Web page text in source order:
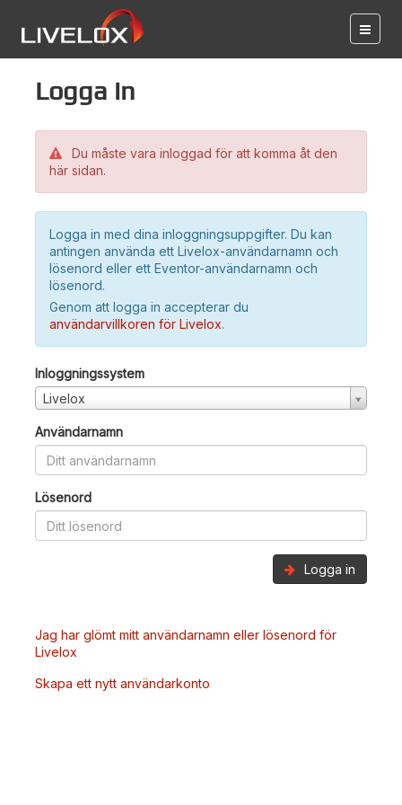
Logga in
Du måste vara inloggad för att komma åt den
här sidan.
Logga in med dina inloggningsuppgifter. Du kan
antingen använda ett Livelox-användarnamn och
lösenord eller ett Eventor-användarnamn och
lösenord.
Genom att logga in accepterar du
användarvillkoren för Livelox.
Inloggningssystem
Livelox
Användarnamn
Lösenord
Logga in
Jag har glömt mitt användarnamn eller lösenord för
Livelox
Skapa ett nytt användarkonto